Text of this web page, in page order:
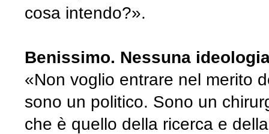
cosa intendo?».
Benissimo. Nessuna
«Non voglio entrare nel merito
sono un politico. Sono un
che è quello della ricerca e